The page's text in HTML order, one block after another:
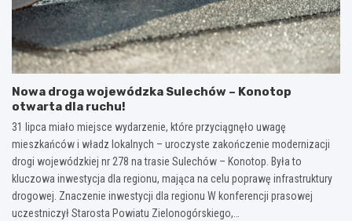
Nowa droga wojewódzka Sulechów – Konotop
otwarta dla ruchu!
31 lipca miało miejsce wydarzenie, które przyciągnęło uwagę
mieszkańców i władz lokalnych – uroczyste zakończenie modernizacji
drogi wojewódzkiej nr 278 na trasie Sulechów – Konotop. Była to
kluczowa inwestycja dla regionu, mająca na celu poprawę infrastruktury
drogowej. Znaczenie inwestycji dla regionu W konferencji prasowej
uczestniczył Starosta Powiatu Zielonogórskiego,…